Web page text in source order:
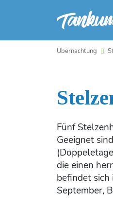
Übernachtung
Fünf
Geeignet
die einen
befindet
September,